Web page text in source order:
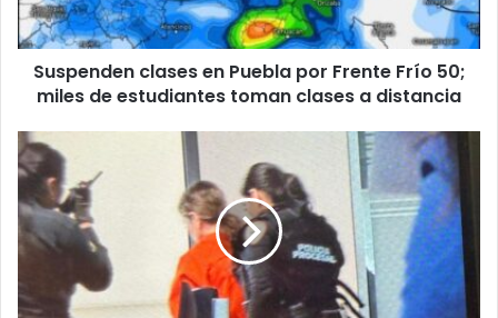
50;
miles
estudiantes
clases
a
distancia
Suspenden clases en Puebla por Frente Frío 50;
miles de estudiantes toman clases a distancia
Roxana
“N”
permanecerá
en
prisión
tras
fallec¡m¡ent0
de